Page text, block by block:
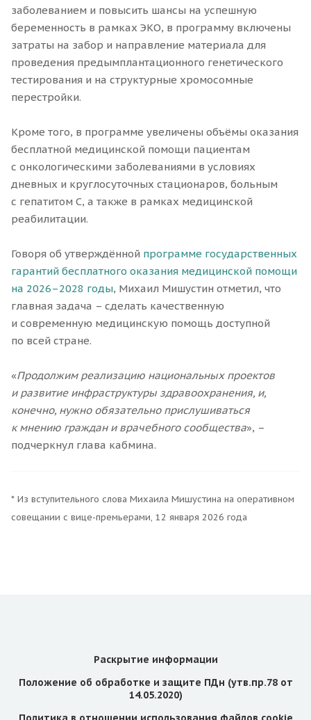
заболеванием и повысить шансы на успешную
беременность в рамках ЭКО, в программу включены
затраты на забор и направление материала для
проведения предымплантационного генетического
тестирования и на структурные хромосомные
перестройки.
Кроме того, в программе увеличены объёмы оказания
бесплатной медицинской помощи пациентам
с онкологическими заболеваниями в условиях
дневных и круглосуточных стационаров, больным
с гепатитом С, а также в рамках медицинской
реабилитации.
Говоря об утверждённой программе государственных
гарантий бесплатного оказания медицинской помощи
на 2026–2028 годы, Михаил Мишустин отметил, что
главная задача – сделать качественную
и современную медицинскую помощь доступной
по всей стране.
«Продолжим реализацию национальных проектов
и развитие инфраструктуры здравоохранения, и,
конечно, нужно обязательно прислушиваться
к мнению граждан и врачебного сообщества», –
подчеркнул глава кабмина.
* Из вступительного слова Михаила Мишустина на оперативном
совещании с вице-премьерами, 12 января 2026 года
Раскрытие информации
Положение об обработке и защите ПДн (утв.пр.78 от
14.05.2020)